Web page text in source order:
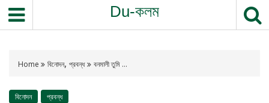
Du-কলম
Home বিনোদন, প্রবন্ধ বনমালী তুমি …
বিনোদন প্রবন্ধ